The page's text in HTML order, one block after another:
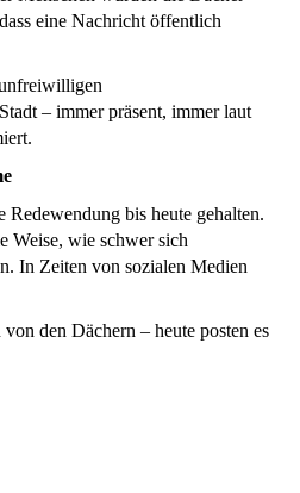
eine Nachricht öffentlich
– immer präsent, immer laut
Redewendung bis heute gehalten.
Weise, wie schwer sich
In Zeiten von sozialen Medien
den Dächern – heute posten es